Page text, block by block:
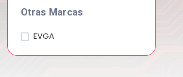
Otras Marcas
EVGA